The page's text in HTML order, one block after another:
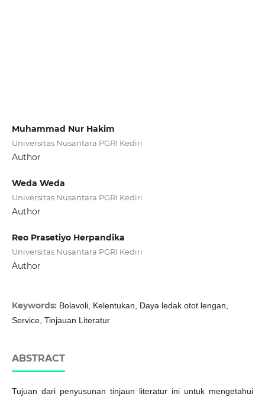
Muhammad Nur Hakim
Universitas Nusantara PGRI Kediri
Author
Weda Weda
Universitas Nusantara PGRI Kediri
Author
Reo Prasetiyo Herpandika
Universitas Nusantara PGRI Kediri
Author
Keywords: Bolavoli, Kelentukan, Daya ledak otot lengan,
Service, Tinjauan Literatur
ABSTRACT
Tujuan dari penyusunan tinjaun literatur ini untuk mengetahui